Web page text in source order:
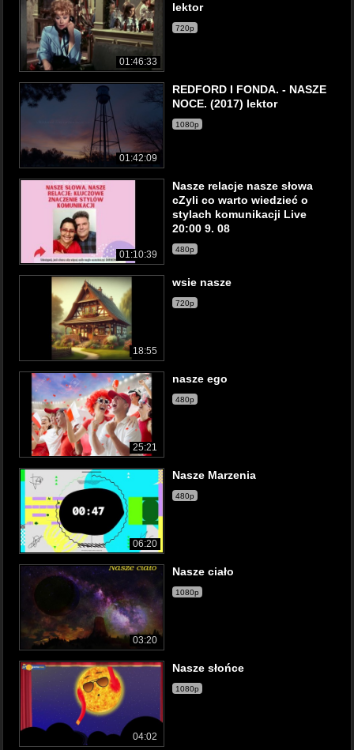
01:46:33
lektor
720p
01:42:09
REDFORD I FONDA. - NASZE
NOCE. (2017) lektor
1080p
01:10:39
Nasze relacje nasze słowa
cZyli co warto wiedzieć o
stylach komunikacji Live
20:00 9. 08
480p
18:55
wsie nasze
720p
25:21
nasze ego
480p
06:20
Nasze Marzenia
480p
03:20
Nasze ciało
1080p
04:02
Nasze słońce
1080p